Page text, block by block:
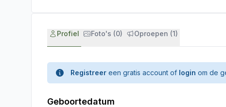
Profiel Foto's (0) Oproepen (1)
Registreer een gratis account of login om de
Geboortedatum